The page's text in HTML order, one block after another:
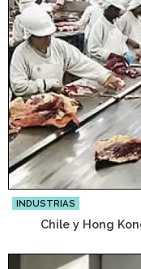
INDUSTRIAS
Chile y Hong